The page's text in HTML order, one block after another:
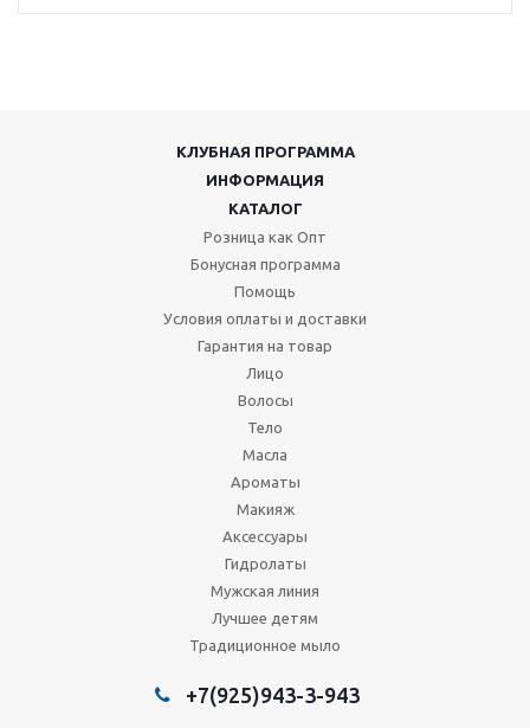
КЛУБНАЯ ПРОГРАММА
ИНФОРМАЦИЯ
КАТАЛОГ
Розница как Опт
Бонусная программа
Помощь
Условия оплаты и доставки
Гарантия на товар
Лицо
Волосы
Тело
Масла
Ароматы
Макияж
Аксессуары
Гидролаты
Мужская линия
Лучшее детям
Традиционное мыло
+7(925)943-3-943